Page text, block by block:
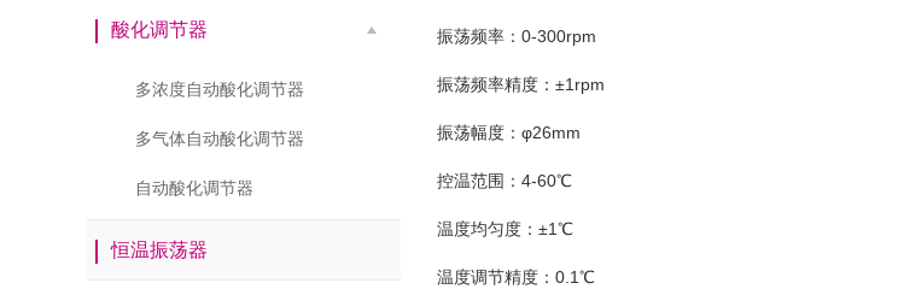
酸化调节器
多浓度自动酸化调节器
多气体自动酸化调节器
自动酸化调节器
恒温振荡器
振荡频率：0-300rpm
振荡频率精度：±1rpm
振荡幅度：φ26mm
控温范围：4-60℃
温度均匀度：±1℃
温度调节精度：0.1℃